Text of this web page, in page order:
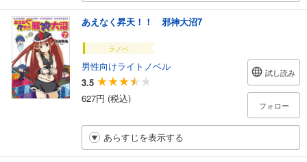
あえなく昇天！！ 邪神大沼7
ラノベ
男性向けライトノベル
3.5
627円 (税込)
試し読み
フォロー
あらすじを表示する